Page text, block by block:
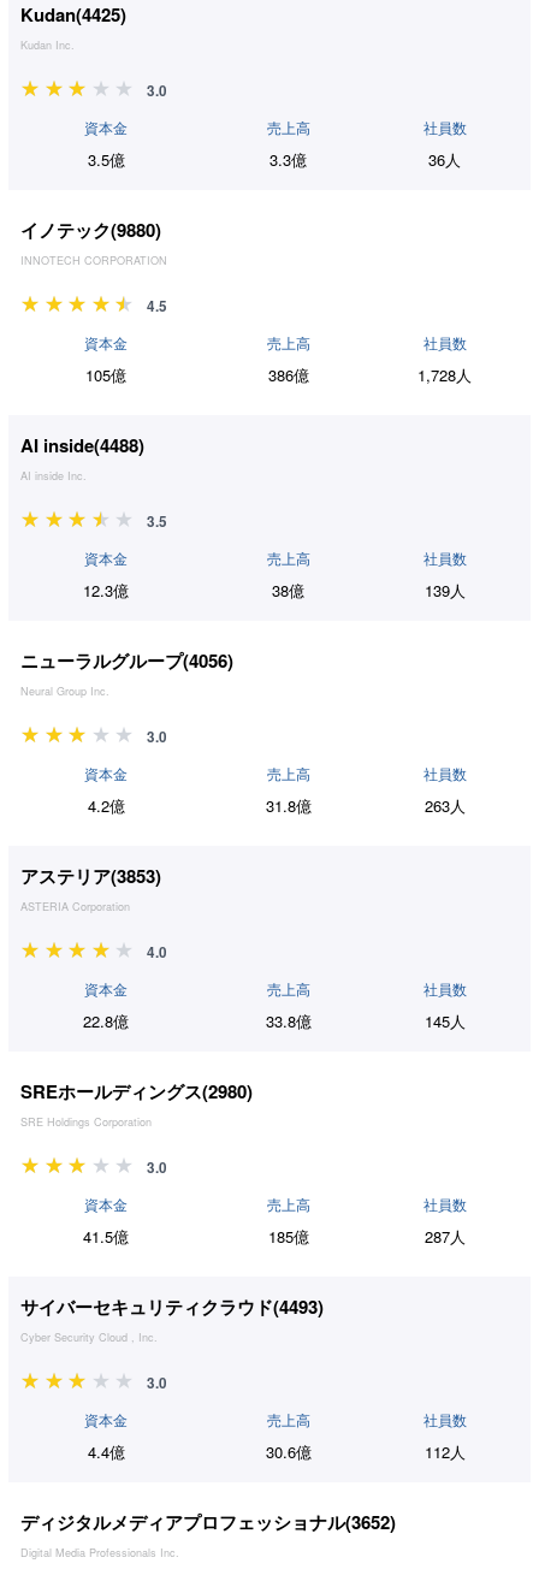
Kudan(4425)
Kudan Inc.
3.0
資本金
3.5億
売上高
3.3億
社員数
36人
イノテック(9880)
INNOTECH CORPORATION
4.5
資本金
105億
売上高
386億
社員数
1,728人
AI inside(4488)
AI inside Inc.
3.5
資本金
12.3億
売上高
38億
社員数
139人
ニューラルグループ(4056)
Neural Group Inc.
3.0
資本金
4.2億
売上高
31.8億
社員数
263人
アステリア(3853)
ASTERIA Corporation
4.0
資本金
22.8億
売上高
33.8億
社員数
145人
SREホールディングス(2980)
SRE Holdings Corporation
3.0
資本金
41.5億
売上高
185億
社員数
287人
サイバーセキュリティクラウド(4493)
Cyber Security Cloud , Inc.
3.0
資本金
4.4億
売上高
30.6億
社員数
112人
ディジタルメディアプロフェッショナル(3652)
Digital Media Professionals Inc.